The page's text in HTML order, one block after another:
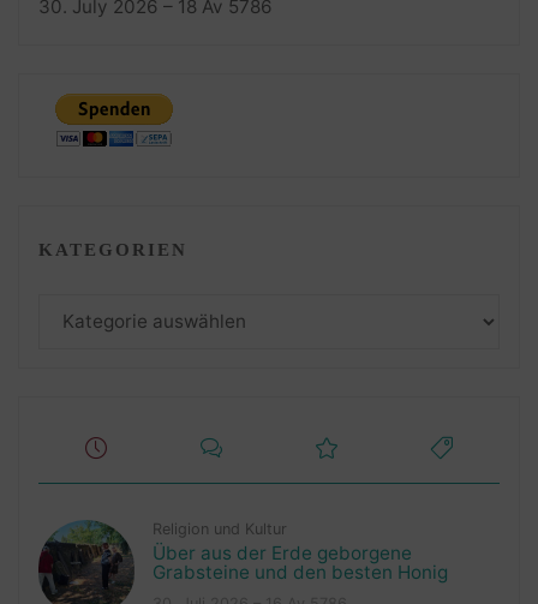
30. July 2026 – 18 Av 5786
KATEGORIEN
Religion und Kultur
Über aus der Erde geborgene
Grabsteine und den besten Honig